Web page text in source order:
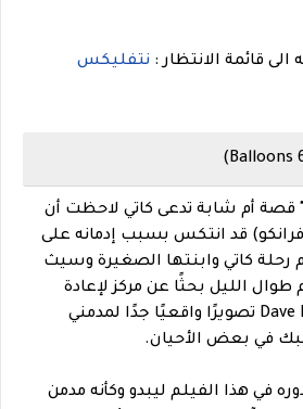
قائمة الانتظار : نتفليكس
يروي فيلم "6 Balloons" قصة أم شابة تدعى كاتي لاحظت أن
قد انتكس بسبب إدمانه على
رحلة كاتي وابنتها الصغيرة وسيث
الليل بحثًا عن مركز لإعادة
التأهيل. يُظهر Dave Franco تصويرًا واقعيًا جدًا لمدمني
في بعض الأحيان.
20 رطلاً لدوره في هذا الفيلم ليبدو وكأنه مدمن